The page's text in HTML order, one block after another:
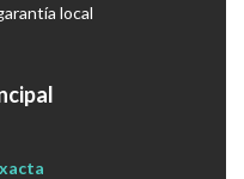
local